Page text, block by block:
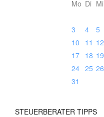
Mo Di Mi
3
4 5
10
11 12
17
18 19
24 25 26
31
STEUERBERATER TIPPS